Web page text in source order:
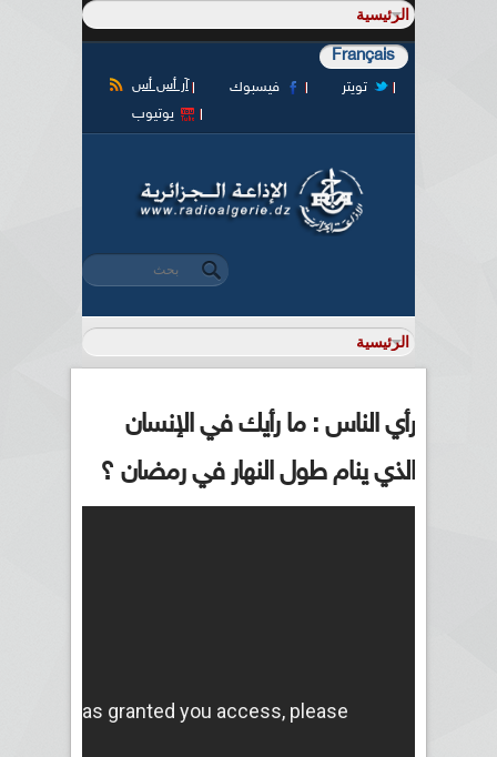
Français
آر أس أس فيسبوك
تويتر
يوتيوب
استمارة البحث
‏بحث ‏
رأي الناس : ما رأيك في الإنسان
الذي ينام طول النهار في رمضان ؟